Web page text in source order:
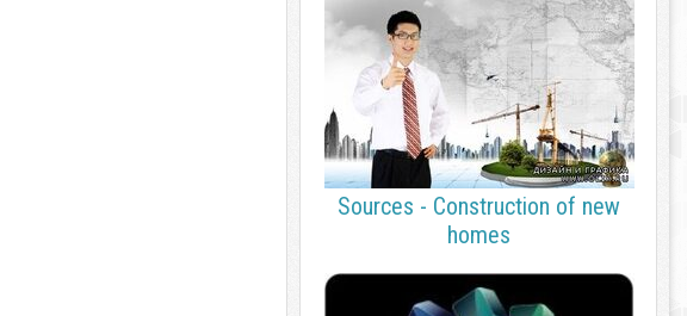
Sources - Construction of new
homes